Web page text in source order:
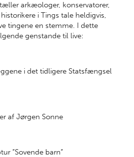
arkæologer, konservatorer,
i Tings tale heldigvis,
tingene en stemme. I dette
genstande til live:
i det tidligere Statsfængsel
af Jørgen Sonne
”Sovende barn”